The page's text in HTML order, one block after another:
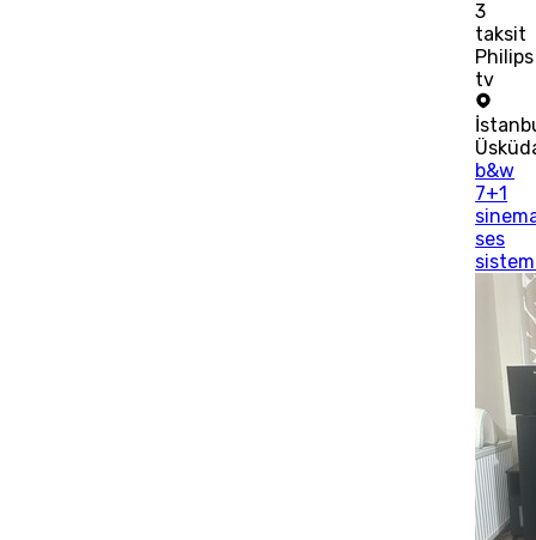
3
taksit
Philips
tv
b&w
7+1
ses